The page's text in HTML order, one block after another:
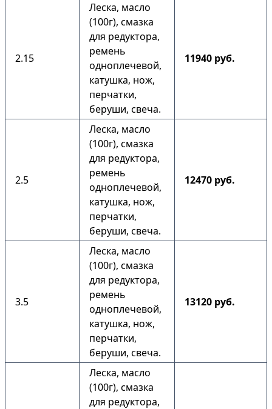
2.15
Леска, масло
(100г), смазка
для редуктора,
ремень
одноплечевой,
катушка, нож,
перчатки,
беруши, свеча.
11940 руб.
2.5
Леска, масло
(100г), смазка
для редуктора,
ремень
одноплечевой,
катушка, нож,
перчатки,
беруши, свеча.
12470 руб.
3.5
Леска, масло
(100г), смазка
для редуктора,
ремень
одноплечевой,
катушка, нож,
перчатки,
беруши, свеча.
13120 руб.
Леска, масло
(100г), смазка
для редуктора,